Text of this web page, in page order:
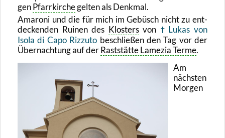
genPfarr­kir­chegel­ten als Denk­mal.
Ama­ro­ni und die für mich im Ge­büsch nicht zu ent­
de­cken­den Rui­nen des Klos­tersvon
Lukas von
Isola di Capo Riz­zu­to be­schlie­ßen den Tag vor der
Über­nach­tung auf derRast­stät­te La­me­zia Terme.
Am
nächs­ten
Mor­gen